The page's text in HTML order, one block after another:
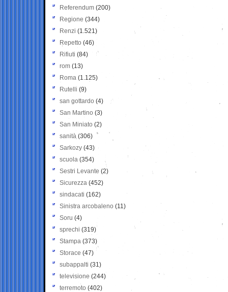
Referendum (200)
Regione (344)
Renzi (1.521)
Repetto (46)
Rifiuti (84)
rom (13)
Roma (1.125)
Rutelli (9)
san gottardo (4)
San Martino (3)
San Miniato (2)
sanità (306)
Sarkozy (43)
scuola (354)
Sestri Levante (2)
Sicurezza (452)
sindacati (162)
Sinistra arcobaleno (11)
Soru (4)
sprechi (319)
Stampa (373)
Storace (47)
subappalti (31)
televisione(244)
terremoto (402)